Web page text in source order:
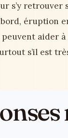
s’y retrouver
éruption
aider
s’il est